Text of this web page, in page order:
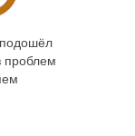
проблем